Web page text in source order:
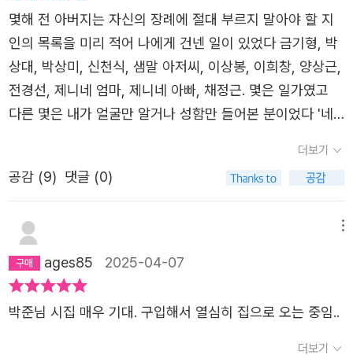
몇해 전 아버지는 자신의 장례에 절대 부르지 말아야 할 지
인의 목록을 미리 적어 나에게 건넨 일이 있었다 금기형, 박
상대, 박상미, 신천식, 샘말 아저씨, 이상봉, 이희창, 양상근,
전경선, 제니네 엄마, 제니네 아빠, 채정근. 몇은 일가였고
다른 몇은 내가 얼굴만 알거나 성함만 들어본 분이었다 '네
용기를 얻어 지난봄 있었던 아버지 장례 때 나는 모두에게
부고를 알렸다 빈소 입구에서부터 울음을 터뜨리며 방명록
「블랙리스트」 전문
더보기
공감 (9) 댓글 (0)
ages85 2025-04-07
박준님 시집 매우 기대. 구입해서 열심히 집으로 오는 중임..
더보기